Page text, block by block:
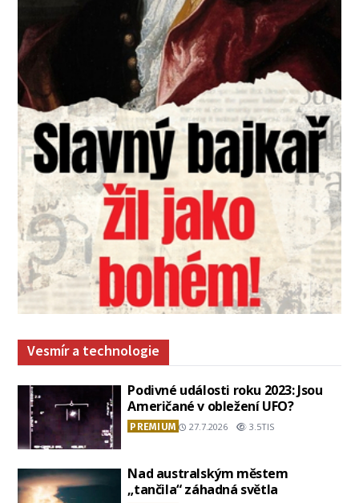
Vesmír a technologie
Podivné události roku 2023: Jsou
Američané v obležení UFO?
PREMIUM 27.7.2026 3.5TIS
Nad australským městem
„tančila“ záhadná světla